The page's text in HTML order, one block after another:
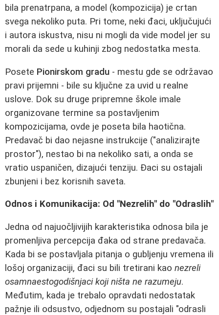
bila prenatrpana, a model (kompozicija) je crtan
svega nekoliko puta. Pri tome, neki đaci, uključujući
i autora iskustva, nisu ni mogli da vide model jer su
morali da sede u kuhinji zbog nedostatka mesta.
Posete Pionirskom gradu - mestu gde se održavao
pravi prijemni - bile su ključne za uvid u realne
uslove. Dok su druge pripremne škole imale
organizovane termine sa postavljenim
kompozicijama, ovde je poseta bila haotična.
Predavač bi dao nejasne instrukcije ("analizirajte
prostor"), nestao bi na nekoliko sati, a onda se
vratio uspaničen, dizajući tenziju. Đaci su ostajali
zbunjeni i bez korisnih saveta.
Odnos i Komunikacija: Od "Nezrelih" do "Odraslih"
Jedna od najuočljivijih karakteristika odnosa bila je
promenljiva percepcija đaka od strane predavača.
Kada bi se postavljala pitanja o gubljenju vremena ili
lošoj organizaciji, đaci su bili tretirani kao nezreli
osamnaestogodišnjaci koji ništa ne razumeju.
Međutim, kada je trebalo opravdati nedostatak
pažnje ili odsustvo, odjednom su postajali "odrasli